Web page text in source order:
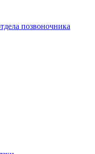
позвоночника